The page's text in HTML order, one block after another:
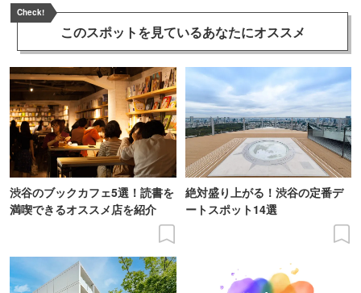
Check!
このスポットを見ているあなたにオススメ
渋谷のブックカフェ5選！読書を
満喫できるオススメ店を紹介
絶対盛り上がる！渋谷の定番デ
ートスポット14選